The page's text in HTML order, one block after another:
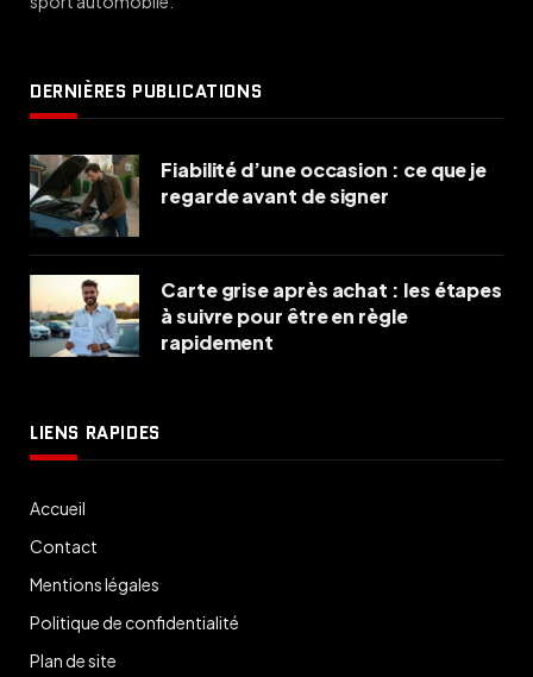
DERNIÈRES PUBLICATIONS
Fiabilité d’une occasion : ce que je
regarde avant de signer
Carte grise après achat : les étapes
à suivre pour être en règle
rapidement
LIENS RAPIDES
Accueil
Contact
Mentions légales
Politique de confidentialité
Plan de site